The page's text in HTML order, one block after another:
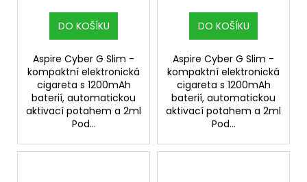
DO KOŠÍKU
Aspire Cyber G Slim -
kompaktní elektronická
cigareta s 1200mAh
baterií, automatickou
aktivací potahem a 2ml
Pod...
DO KOŠÍKU
Aspire Cyber G Slim -
kompaktní elektronická
cigareta s 1200mAh
baterií, automatickou
aktivací potahem a 2ml
Pod...